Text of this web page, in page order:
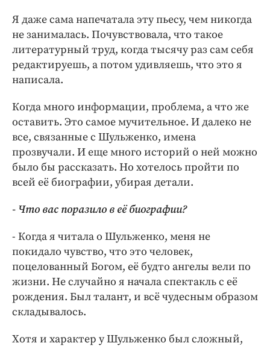
Я даже сама напечатала эту пьесу, чем никогда
не занималась. Почувствовала, что такое
литературный труд, когда тысячу раз сам себя
редактируешь, а потом удивляешь, что это я
написала.
Когда много информации, проблема, а что же
оставить. Это самое мучительное. И далеко не
все, связанные с Шульженко, имена
прозвучали. И еще много историй о ней можно
было бы рассказать. Но хотелось пройти по
всей её биографии, убирая детали.
- Что вас поразило в её биографии?
- Когда я читала о Шульженко, меня не
покидало чувство, что это человек,
поцелованный Богом, её будто ангелы вели по
жизни. Не случайно я начала спектакль с её
рождения. Был талант, и всё чудесным образом
складывалось.
Хотя и характер у Шульженко был сложный,